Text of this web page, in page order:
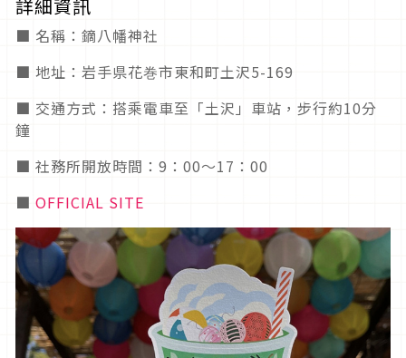
詳細資訊
■ 名稱：鏑八幡神社
■ 地址：岩手県花巻市東和町土沢5-169
■ 交通方式：搭乘電車至「土沢」車站，步行約10分
鐘
■ 社務所開放時間：9：00～17：00
■ OFFICIAL SITE